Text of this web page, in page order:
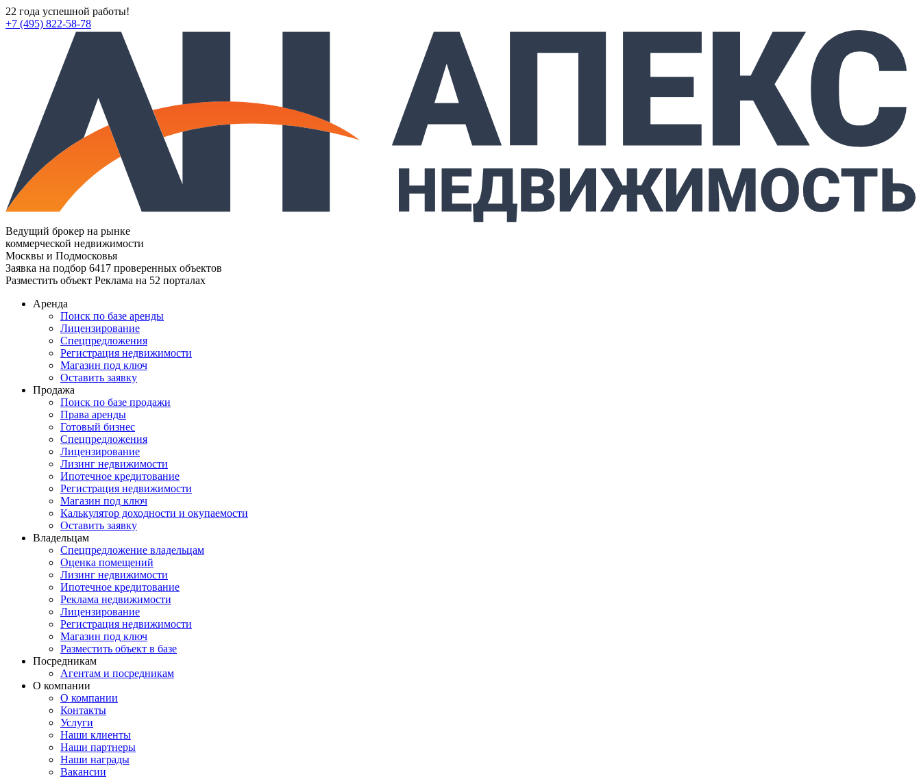
22 года успешной работы!
+7 (495) 822-58-78
Ведущий брокер на рынке
коммерческой недвижимости
Москвы и Подмосковья
Заявка на подбор 6417 проверенных объектов
Разместить объект Реклама на 52 порталах
Аренда
Поиск по базе аренды
Лицензирование
Спецпредложения
Регистрация недвижимости
Магазин под ключ
Оставить заявку
Продажа
Поиск по базе продажи
Права аренды
Готовый бизнес
Спецпредложения
Лицензирование
Лизинг недвижимости
Ипотечное кредитование
Регистрация недвижимости
Магазин под ключ
Калькулятор доходности и окупаемости
Оставить заявку
Владельцам
Спецпредложение владельцам
Оценка помещений
Лизинг недвижимости
Ипотечное кредитование
Реклама недвижимости
Лицензирование
Регистрация недвижимости
Магазин под ключ
Разместить объект в базе
Посредникам
Агентам и посредникам
О компании
О компании
Контакты
Услуги
Наши клиенты
Наши партнеры
Наши награды
Вакансии